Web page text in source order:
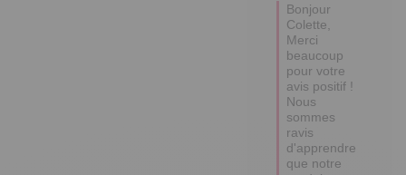
Bonjour
Colette,
Merci
beaucoup
pour votre
avis positif !
Nous
sommes
ravis
d'apprendre
que notre